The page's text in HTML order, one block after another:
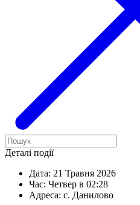
Деталі події
Дата: 21 Травня 2026
Час: Четвер в 02:28
Адреса: с. Данилово